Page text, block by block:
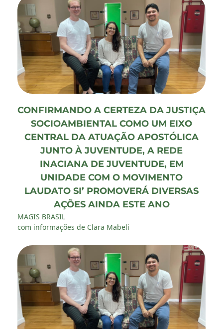
CONFIRMANDO A CERTEZA DA JUSTIÇA
SOCIOAMBIENTAL COMO UM EIXO
CENTRAL DA ATUAÇÃO APOSTÓLICA
JUNTO À JUVENTUDE, A REDE
INACIANA DE JUVENTUDE, EM
UNIDADE COM O MOVIMENTO
LAUDATO SI’ PROMOVERÁ DIVERSAS
AÇÕES AINDA ESTE ANO
MAGIS BRASIL
com informações de Clara Mabeli